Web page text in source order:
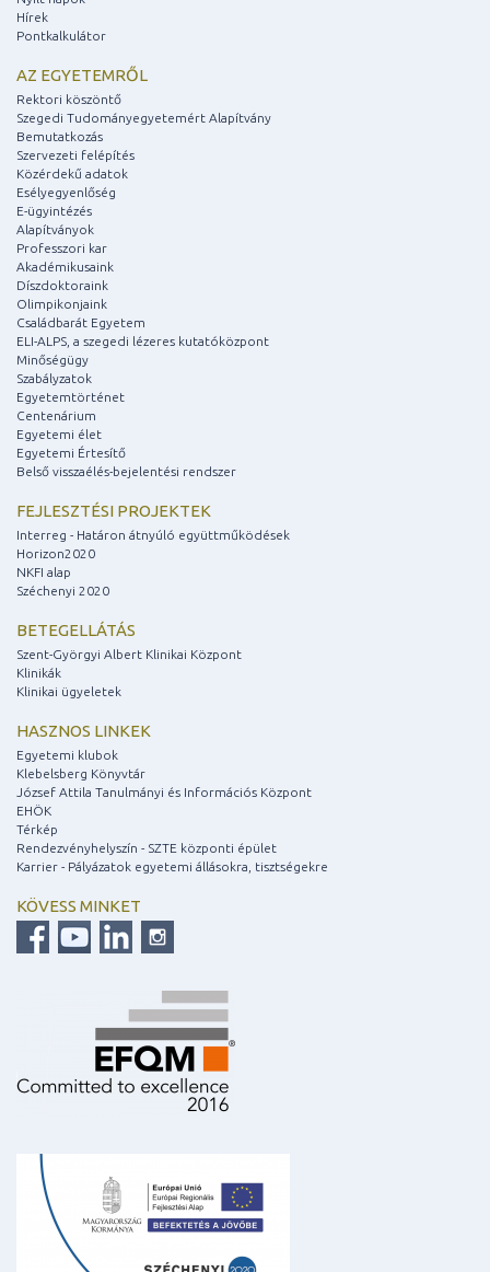
Hírek
Pontkalkulátor
AZ EGYETEMRŐL
Rektori köszöntő
Szegedi Tudományegyetemért Alapítvány
Bemutatkozás
Szervezeti felépítés
Közérdekű adatok
Esélyegyenlőség
E-ügyintézés
Alapítványok
Professzori kar
Akadémikusaink
Díszdoktoraink
Olimpikonjaink
Családbarát Egyetem
ELI-ALPS, a szegedi lézeres kutatóközpont
Minőségügy
Szabályzatok
Egyetemtörténet
Centenárium
Egyetemi élet
Egyetemi Értesítő
Belső visszaélés-bejelentési rendszer
FEJLESZTÉSI PROJEKTEK
Interreg - Határon átnyúló együttműködések
Horizon2020
NKFI alap
Széchenyi 2020
BETEGELLÁTÁS
Szent-Györgyi Albert Klinikai Központ
Klinikák
Klinikai ügyeletek
HASZNOS LINKEK
Egyetemi klubok
Klebelsberg Könyvtár
József Attila Tanulmányi és Információs Központ
EHÖK
Térkép
Rendezvényhelyszín - SZTE központi épület
Karrier - Pályázatok egyetemi állásokra, tisztségekre
KÖVESS MINKET